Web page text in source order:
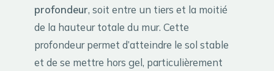
profondeur, soit entre un tiers et la moitié
de la hauteur totale du mur. Cette
profondeur permet d’atteindre le sol stable
et de se mettre hors gel, particulièrement